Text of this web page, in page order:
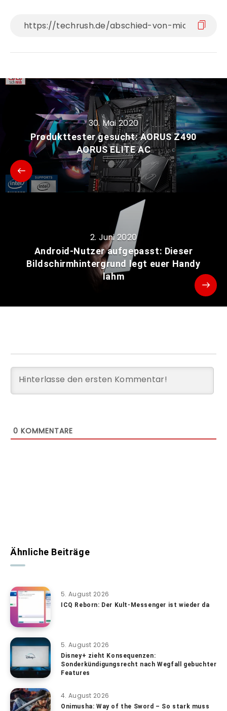
30. Mai 2020
Produkttester gesucht: AORUS Z490
AORUS ELITE AC
2. Juni 2020
Android-Nutzer aufgepasst: Dieser
Bildschirmhintergrund legt euer Handy
lahm
0 KOMMENTARE
Ähnliche Beiträge
5. August 2026
ICQ Reborn: Der Kult-Messenger ist wieder da
5. August 2026
Disney+ zieht Konsequenzen:
Sonderkündigungsrecht nach Wegfall gebuchter
Features
4. August 2026
Onimusha: Way of the Sword – So stark muss